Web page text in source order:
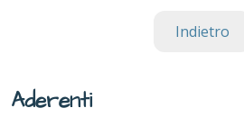
Indietro
Aderenti